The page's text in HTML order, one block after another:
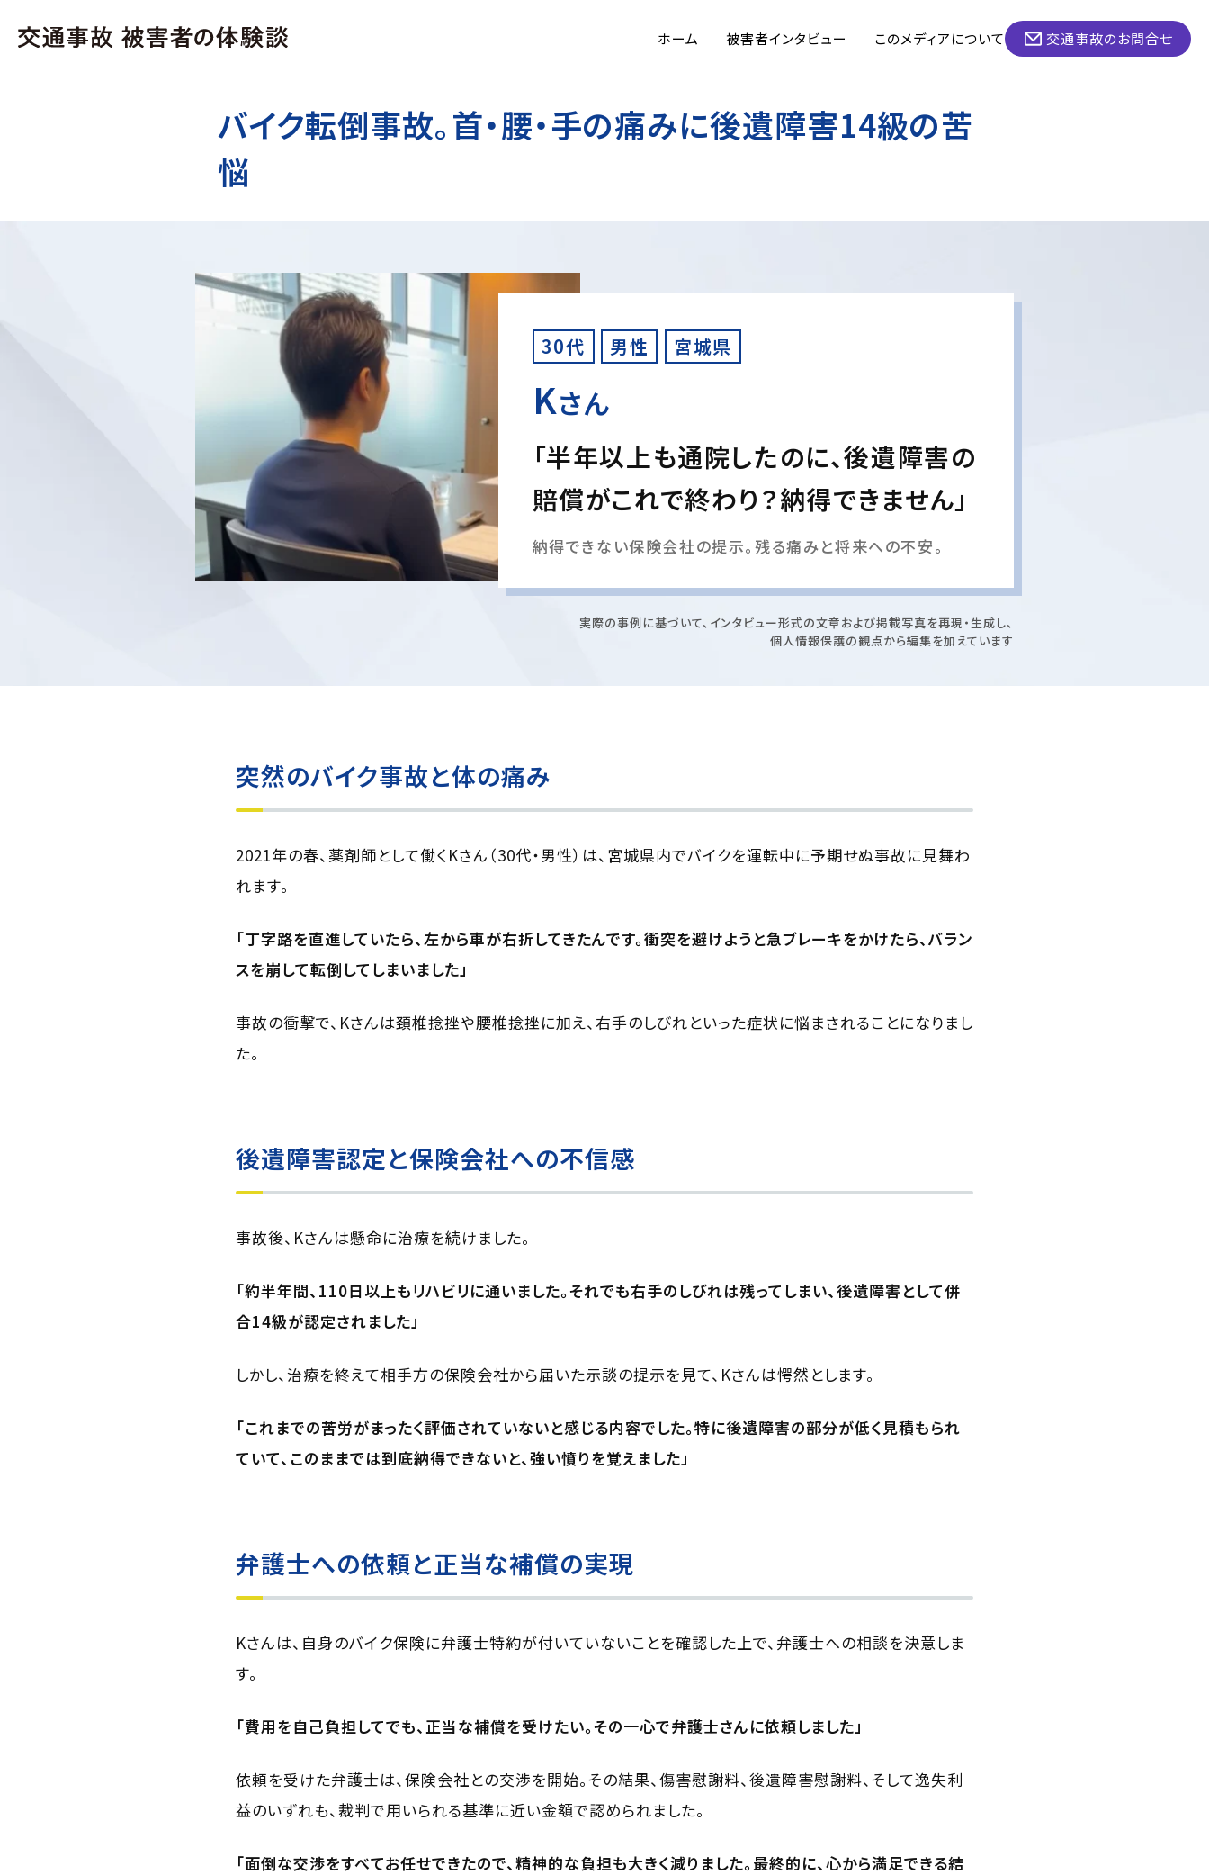
ホーム 被害者インタビュー このメディアについて 交通事故のお問合せ
バイク転倒事故。首・腰・手の痛みに後遺障害14級の苦
悩
30代 男性 宮城県
Kさん
「半年以上も通院したのに、後遺障害の
賠償がこれで終わり？納得できません」
納得できない保険会社の提示。残る痛みと将来への不安。
実際の事例に基づいて、インタビュー形式の文章および掲載写真を再現・生成し、
個人情報保護の観点から編集を加えています
突然のバイク事故と体の痛み
2021年の春、薬剤師として働くKさん（30代・男性）は、宮城県内でバイクを運転中に予期せぬ事故に見舞わ
れます。
「丁字路を直進していたら、左から車が右折してきたんです。衝突を避けようと急ブレーキをかけたら、バラン
スを崩して転倒してしまいました」
事故の衝撃で、Kさんは頚椎捻挫や腰椎捻挫に加え、右手のしびれといった症状に悩まされることになりまし
た。
後遺障害認定と保険会社への不信感
事故後、Kさんは懸命に治療を続けました。
「約半年間、110日以上もリハビリに通いました。それでも右手のしびれは残ってしまい、後遺障害として併
合14級が認定されました」
しかし、治療を終えて相手方の保険会社から届いた示談の提示を見て、Kさんは愕然とします。
「これまでの苦労がまったく評価されていないと感じる内容でした。特に後遺障害の部分が低く見積もられ
ていて、このままでは到底納得できないと、強い憤りを覚えました」
弁護士への依頼と正当な補償の実現
Kさんは、自身のバイク保険に弁護士特約が付いていないことを確認した上で、弁護士への相談を決意しま
す。
「費用を自己負担してでも、正当な補償を受けたい。その一心で弁護士さんに依頼しました」
依頼を受けた弁護士は、保険会社との交渉を開始。その結果、傷害慰謝料、後遺障害慰謝料、そして逸失利
益のいずれも、裁判で用いられる基準に近い金額で認められました。
「面倒な交渉をすべてお任せできたので、精神的な負担も大きく減りました。最終的に、心から満足できる結